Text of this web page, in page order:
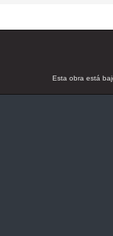
Esta obra está